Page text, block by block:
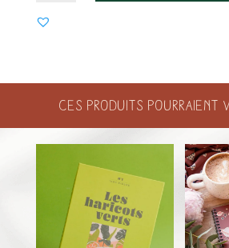
MÉNAGER
PÊCHE
Ces produits pourraient